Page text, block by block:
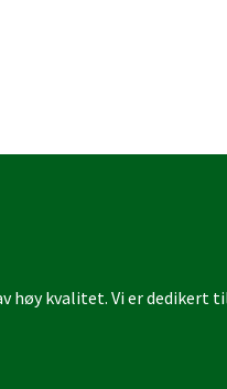
høy kvalitet. Vi er